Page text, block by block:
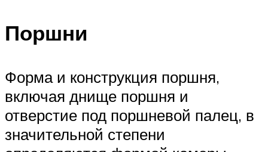
Поршни
Форма и конструкция поршня,
включая днище поршня и
отверстие под поршневой палец, в
значительной степени